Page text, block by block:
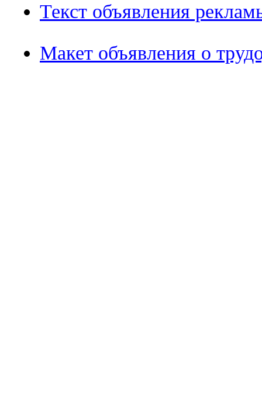
Текст объявления
Макет объявления о